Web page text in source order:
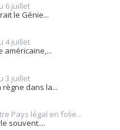
6 juillet
le Génie...
4 juillet
américaine,...
3 juillet
dans la...
Pays légal en folie...
souvent....